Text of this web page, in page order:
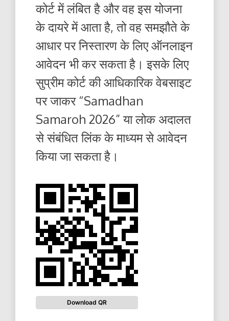
कोर्ट में लंबित है और वह इस योजना
के दायरे में आता है, तो वह समझौते के
आधार पर निस्तारण के लिए ऑनलाइन
आवेदन भी कर सकता है। इसके लिए
सुप्रीम कोर्ट की आधिकारिक वेबसाइट
पर जाकर “Samadhan
Samaroh 2026” या लोक अदालत
से संबंधित लिंक के माध्यम से आवेदन
किया जा सकता है।
Download QR